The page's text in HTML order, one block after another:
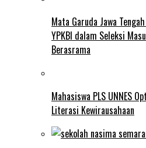
Mata Garuda Jawa
YPKBI dalam Seleksi
Berasrama
Mahasiswa PLS UNNES
Literasi Kewirausahaan